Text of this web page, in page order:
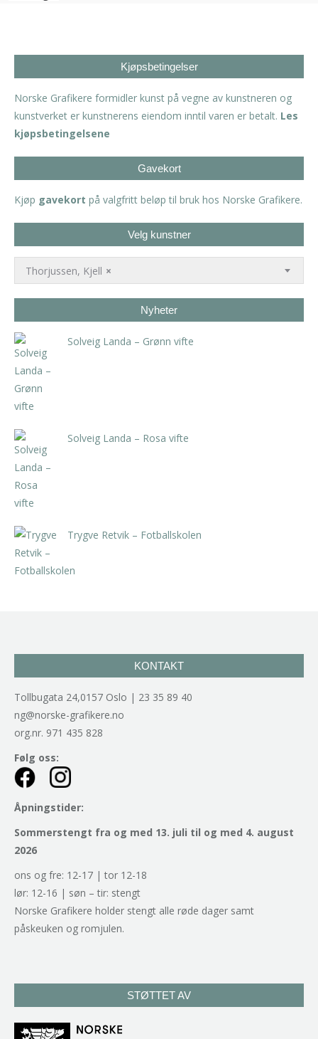
Kjøpsbetingelser
Norske Grafikere formidler kunst på vegne av kunstneren og
kunstverket er kunstnerens eiendom inntil varen er betalt. Les
kjøpsbetingelsene
Gavekort
Kjøp gavekort på valgfritt beløp til bruk hos Norske Grafikere.
Velg kunstner
×
Thorjussen, Kjell
Nyheter
Solveig Landa – Grønn vifte
Solveig Landa – Rosa vifte
Trygve Retvik – Fotballskolen
KONTAKT
Tollbugata 24,0157 Oslo | 23 35 89 40
ng@norske-grafikere.no
org.nr. 971 435 828
Følg oss:
Åpningstider:
Sommerstengt fra og med 13. juli til og med 4. august
2026
ons og fre: 12-17 | tor 12-18
lør: 12-16 | søn – tir: stengt
Norske Grafikere holder stengt alle røde dager samt
påskeuken og romjulen.
STØTTET AV